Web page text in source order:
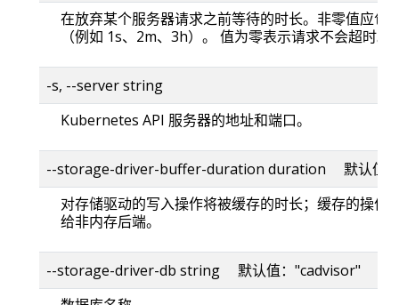
在放弃某个服务器请求之前等待的时长。非零值应包
（例如 1s、2m、3h）。 值为零表示请求不会超时。
-s, --server string
Kubernetes API 服务器的地址和端口。
--storage-driver-buffer-duration duration 默认值
对存储驱动的写入操作将被缓存的时长；缓存的操作
给非内存后端。
--storage-driver-db string 默认值："cadvisor"